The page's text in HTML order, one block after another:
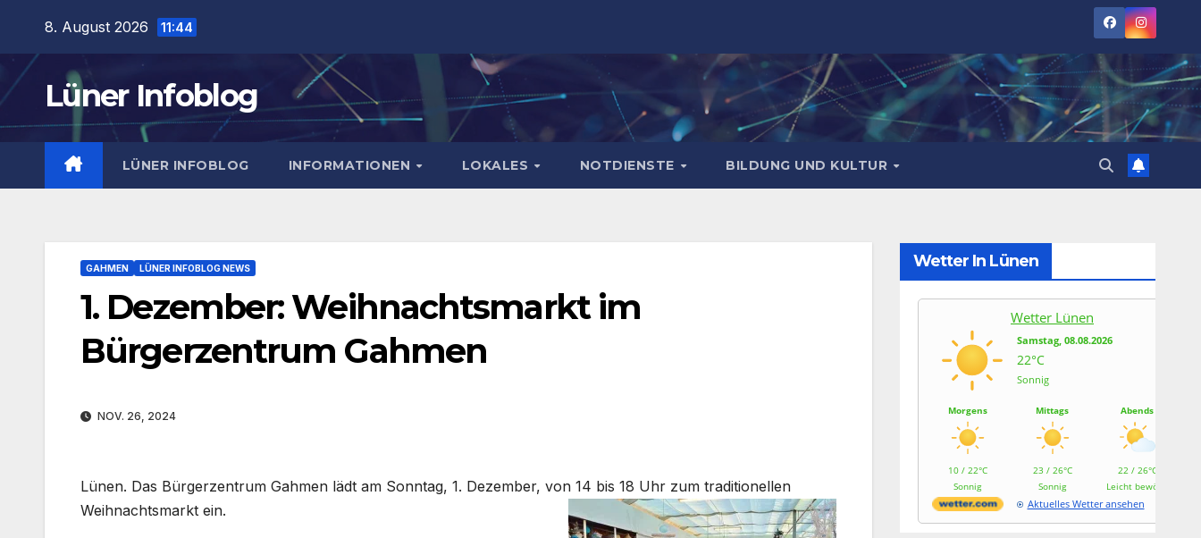
springen
8. August 2026 11:44
Lüner Infoblog
LÜNER INFOBLOG INFORMATIONEN LOKALES NOTDIENSTE BILDUNG UND KULTUR
GAHMEN LÜNER INFOBLOG NEWS
1. Dezember: Weihnachtsmarkt im
Bürgerzentrum Gahmen
NOV. 26, 2024
Lünen. Das Bürgerzentrum Gahmen lädt am Sonntag, 1. Dezember, von 14 bis 18 Uhr zum traditionellen
Weihnachtsmarkt ein.
Wetter In Lünen
Wetter Lünen
Samstag, 08.08.2026
22°C
Sonnig
Morgens
10 / 22°C
Sonnig
Mittags
23 / 26°C
Sonnig
Abends
22 / 26°C
Leicht bewölkt
Aktuelles Wetter ansehen